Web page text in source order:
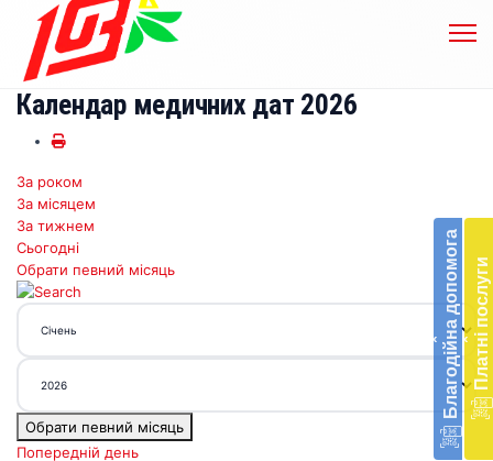
‹ Благодійна допомогав
‹ Платні послуги
Календар медичних дат 2026
За роком
За місяцем
За тижнем
Сьогодні
Обрати певний місяць
Обрати певний місяць
Попередній день